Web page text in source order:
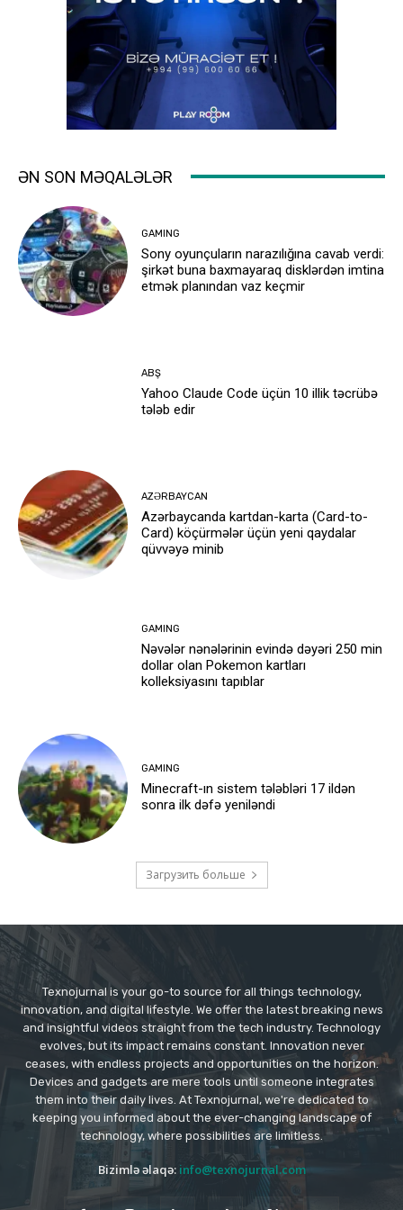
ƏN SON MƏQALƏLƏR
GAMING
Sony oyunçuların narazılığına cavab verdi:
şirkət buna baxmayaraq disklərdən imtina
etmək planından vaz keçmir
ABŞ
Yahoo Claude Code üçün 10 illik təcrübə
tələb edir
AZƏRBAYCAN
Azərbaycanda kartdan-karta (Card-to-
Card) köçürmələr üçün yeni qaydalar
qüvvəyə minib
GAMING
Nəvələr nənələrinin evində dəyəri 250 min
dollar olan Pokemon kartları
kolleksiyasını tapıblar
GAMING
Minecraft-ın sistem tələbləri 17 ildən
sonra ilk dəfə yeniləndi
Загрузить больше
Texnojurnal is your go-to source for all things technology,
innovation, and digital lifestyle. We offer the latest breaking news
and insightful videos straight from the tech industry. Technology
evolves, but its impact remains constant. Innovation never
ceases, with endless projects and opportunities on the horizon.
Devices and gadgets are mere tools until someone integrates
them into their daily lives. At Texnojurnal, we're dedicated to
keeping you informed about the ever-changing landscape of
technology, where possibilities are limitless.
Bizimlə əlaqə: info@texnojurnal.com